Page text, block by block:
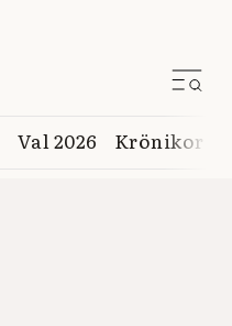
Val 2026 Krönikor